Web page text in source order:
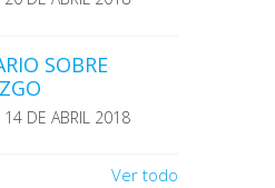
SOBRE
14 DE ABRIL 2018
Ver todo